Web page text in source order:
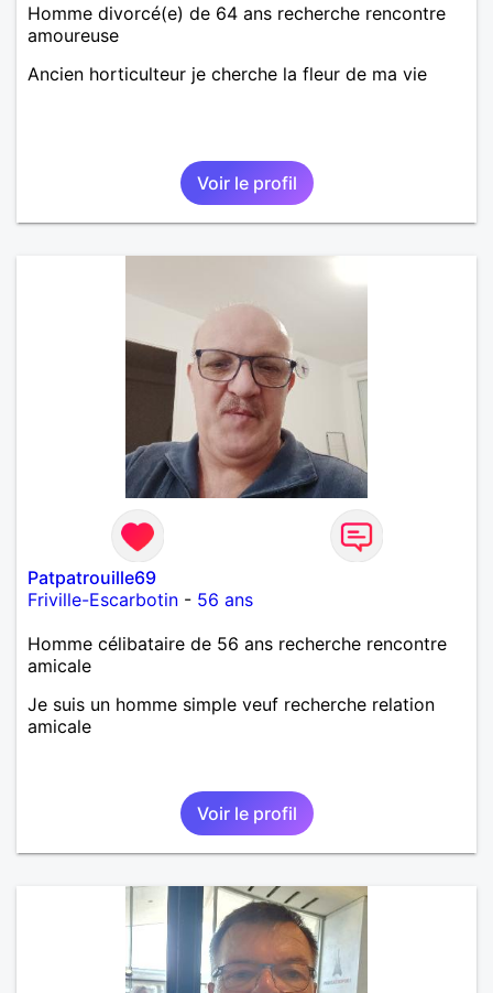
Homme divorcé(e) de 64 ans recherche rencontre
amoureuse
Ancien horticulteur je cherche la fleur de ma vie
Voir le profil
Patpatrouille69
Friville-Escarbotin - 56 ans
Homme célibataire de 56 ans recherche rencontre
amicale
Je suis un homme simple veuf recherche relation
amicale
Voir le profil